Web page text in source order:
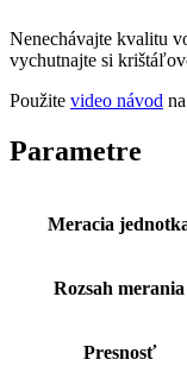
Nenechávajte kvalitu
vychutnajte si
Použite video návod
Parametre
Meracia
Rozsah merania
Presnosť